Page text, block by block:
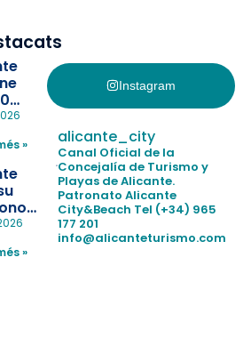
de niños
y
con
de socorrismo
»
el
»
Instagram
alicante_city
Canal Oficial de la
Concejalía de Turismo y
Playas de Alicante.
Patronato Alicante
City&Beach Tel (+34) 965
177 201
info@alicanteturismo.com